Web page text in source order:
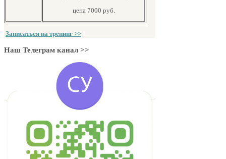
цена 7000 руб.
Записаться на тренинг >>
Наш Телеграм канал >>